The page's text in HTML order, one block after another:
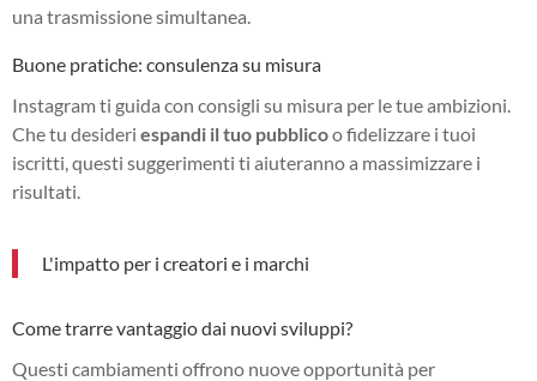
una trasmissione simultanea.
Buone pratiche: consulenza su misura
Instagram ti guida con consigli su misura per le tue ambizioni.
Che tu desideri espandi il tuo pubblicoo fidelizzare i tuoi
iscritti, questi suggerimenti ti aiuteranno a massimizzare i
risultati.
L'impatto per i creatori e i marchi
Come trarre vantaggio dai nuovi sviluppi?
Questi cambiamenti offrono nuove opportunità per